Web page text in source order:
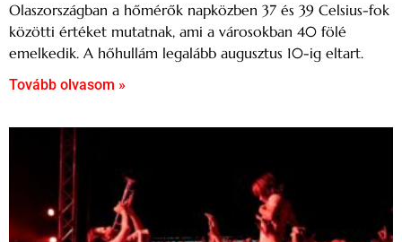
Olaszországban a hőmérők napközben 37 és 39 Celsius-fok
közötti értéket mutatnak, ami a városokban 40 fölé
emelkedik. A hőhullám legalább augusztus 10-ig eltart.
Tovább olvasom »